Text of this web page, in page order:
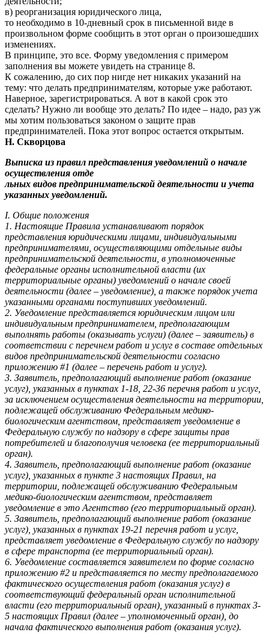
в) реорганизация юридического лица,
то необходимо в 10-дневный срок в письменной виде в
произвольном форме сообщить в этот орган о произошедших
изменениях.
В принципе, это все. Форму уведомления с примером
заполнения вы можете увидеть на странице 8.
К сожалению, до сих пор нигде нет никаких указаний на
тему: что делать предпринимателям, которые уже работают.
Наверное, зарегистрироваться. А вот в какой срок это
сделать? Нужно ли вообще это делать? По идее – надо, раз уж
мы хотим пользоваться законом о защите прав
предпринимателей. Пока этот вопрос остается открытым.
Н. Скворцова
Выписка из правил представления уведомлений о начале
осуществления отде
льных видов предпринимательской деятельности и учета
указанных уведомлений.
I. Общие положения
1. Настоящие Правила устанавливают порядок
представления юридическими лицами, индивидуальными
предпринимателями, осуществляющими отдельные виды
предпринимательской деятельности, в уполномоченные
федеральные органы исполнительной власти (их
территориальные органы) уведомлений о начале своей
деятельности (далее – уведомление), а также порядок учета
указанными органами поступивших уведомлений.
2. Уведомление представляется юридическим лицом или
индивидуальным предпринимателем, предполагающим
выполнять работы (оказывать услуги) (далее – заявитель) в
соответствии с перечнем работ и услуг в составе отдельных
видов предпринимательской деятельности согласно
приложению #1 (далее – перечень работ и услуг).
3. Заявитель, предполагающий выполнение работ (оказание
услуг), указанных в пунктах 1-18, 22-36 перечня работ и услуг,
за исключением осуществления деятельности на территории,
подлежащей обслуживанию Федеральным медико-
биологическим агентством, представляет уведомление в
Федеральную службу по надзору в сфере защиты прав
потребителей и благополучия человека (ее территориальный
орган).
4. Заявитель, предполагающий выполнение работ (оказание
услуг), указанных в пункте 3 настоящих Правил, на
территории, подлежащей обслуживанию Федеральным
медико-биологическим агентством, представляет
уведомление в это Агентство (его территориальный орган).
5. Заявитель, предполагающий выполнение работ (оказание
услуг), указанных в пунктах 19-21 перечня работ и услуг,
представляет уведомление в Федеральную службу по надзору
в сфере транспорта (ее территориальный орган).
6. Уведомление составляется заявителем по форме согласно
приложению #2 и представляется по месту предполагаемого
фактического осуществления работ (оказания услуг) в
соответствующий федеральный орган исполнительной
власти (его территориальный орган), указанный в пунктах 3-
5 настоящих Правил (далее – уполномоченный орган), до
начала фактического выполнения работ (оказания услуг).